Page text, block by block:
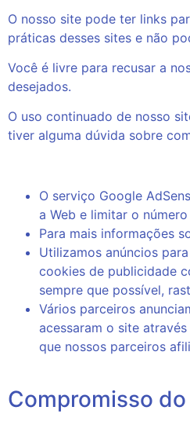
O nosso site pode ter links
práticas desses sites e não
Você é livre para recusar a
desejados.
O uso continuado de nosso
tiver alguma dúvida sobre
O serviço Google
a Web e limitar o
Para mais informações
Utilizamos anúncios
cookies de publicidade
sempre que possível,
Vários parceiros
acessaram o site
que nossos parceiros
Compromisso